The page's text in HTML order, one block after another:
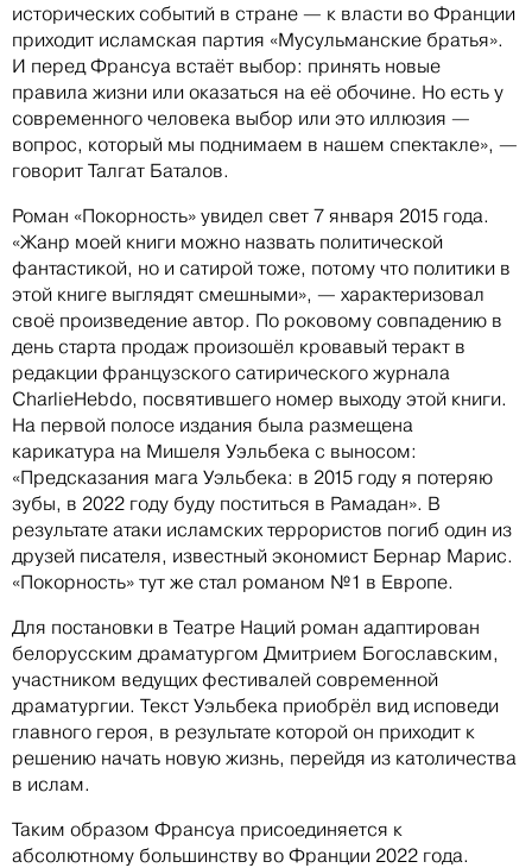
исторических событий в стране — к власти во Франции
приходит исламская партия «Мусульманские братья».
И перед Франсуа встаёт выбор: принять новые
правила жизни или оказаться на её обочине. Но есть у
современного человека выбор или это иллюзия —
вопрос, который мы поднимаем в нашем спектакле», —
говорит Талгат Баталов.
Роман «Покорность» увидел свет 7 января 2015 года.
«Жанр моей книги можно назвать политической
фантастикой, но и сатирой тоже, потому что политики в
этой книге выглядят смешными», — характеризовал
своё произведение автор. По роковому совпадению в
день старта продаж произошёл кровавый теракт в
редакции французского сатирического журнала
CharlieHebdo, посвятившего номер выходу этой книги.
На первой полосе издания была размещена
карикатура на Мишеля Уэльбека с выносом:
«Предсказания мага Уэльбека: в 2015 году я потеряю
зубы, в 2022 году буду поститься в Рамадан». В
результате атаки исламских террористов погиб один из
друзей писателя, известный экономист Бернар Марис.
«Покорность» тут же стал романом №1 в Европе.
Для постановки в Театре Наций роман адаптирован
белорусским драматургом Дмитрием Богославским,
участником ведущих фестивалей современной
драматургии. Текст Уэльбека приобрёл вид исповеди
главного героя, в результате которой он приходит к
решению начать новую жизнь, перейдя из католичества
в ислам.
Таким образом Франсуа присоединяется к
абсолютному большинству во Франции 2022 года.